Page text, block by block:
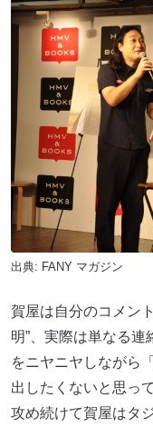
出典: FANY マガジン
賀屋は自分のコメン
明”、実際は単なる
をニヤニヤしながら
出したくないと思っ
攻め続けて賀屋はタ